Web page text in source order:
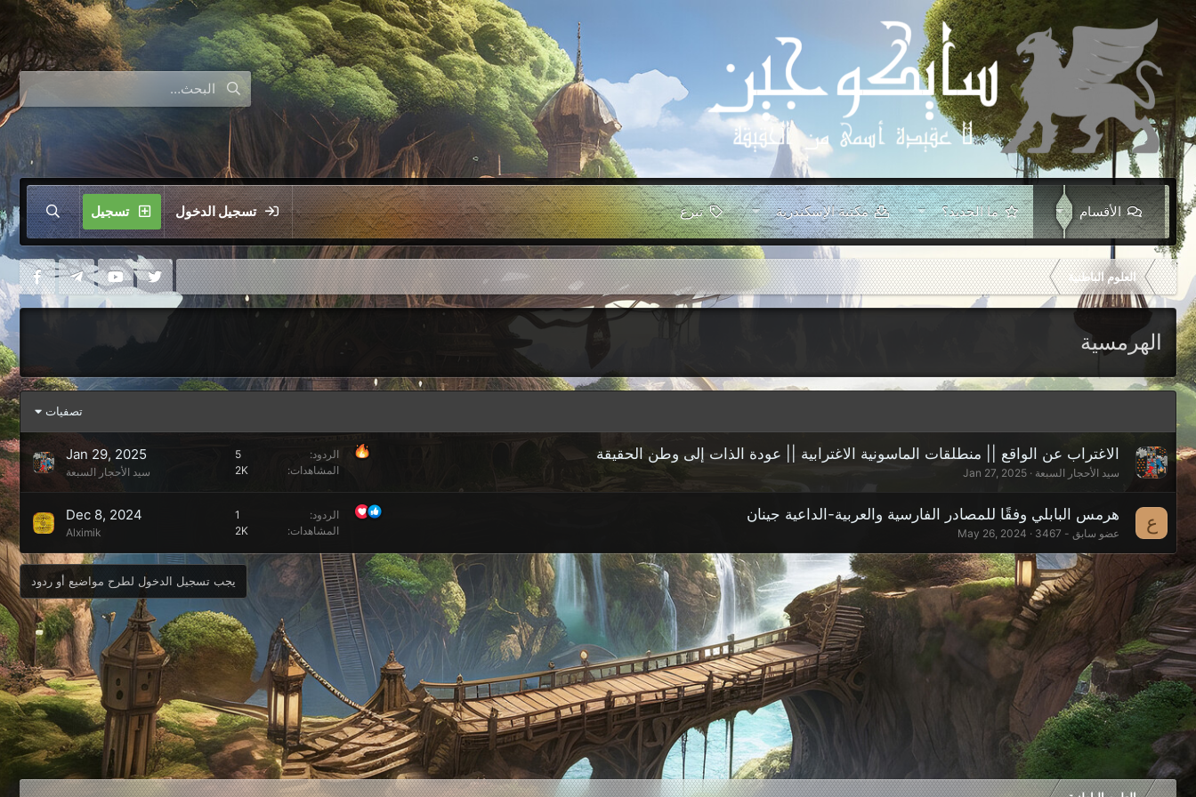
الأقسام ما الجديد؟ مكتبة الإسكندرية تبرع تسجيل الدخول تسجيل
العلوم الباطنية
الهرمسية
تصفيات
الاغتراب عن الواقع || منطلقات الماسونية الاغترابية || عودة الذات إلى وطن الحقيقة
سيد الأحجار السبعة Jan 27, 2025
الردود
5
المشاهدات
2K
Jan 29, 2025
سيد الأحجار السبعة
ع هرمس البابلي وفقًا للمصادر الفارسية والعربية-الداعية جينان
عضو سابق - 3467 May 26, 2024
الردود
1
المشاهدات
2K
Dec 8, 2024
Alximik
يجب تسجيل الدخول لطرح مواضيع أو ردود